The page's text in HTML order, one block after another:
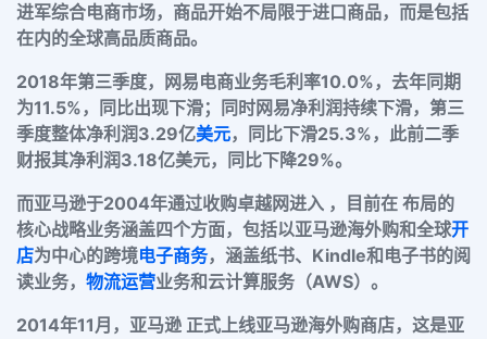
进军综合电商市场，商品开始不局限于进口商品，而是包括
在内的全球高品质商品。
2018年第三季度，网易电商业务毛利率10.0%，去年同期
为11.5%，同比出现下滑；同时网易净利润持续下滑，第三
季度整体净利润3.29亿美元，同比下滑25.3%，此前二季
财报其净利润3.18亿美元，同比下降29%。
而亚马逊于2004年通过收购卓越网进入 ，目前在 布局的
核心战略业务涵盖四个方面，包括以亚马逊海外购和全球开
店为中心的跨境电子商务，涵盖纸书、Kindle和电子书的阅
读业务， 物流运营业务和云计算服务（AWS）。
2014年11月，亚马逊 正式上线亚马逊海外购商店，这是亚